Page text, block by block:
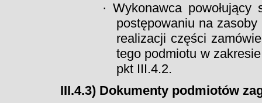
· Wykonawca
postępowaniu na zasoby
realizacji części
tego podmiotu w
pkt III.4.2.
III.4.3) Dokumenty podmiotów